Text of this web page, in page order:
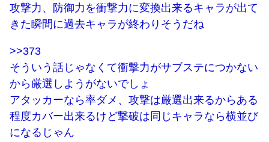
攻撃力、防御力を衝撃力に変換出来るキャラが出て
きた瞬間に過去キャラが終わりそうだね
>>373
そういう話じゃなくて衝撃力がサブステにつかない
から厳選しようがないでしょ
アタッカーなら率ダメ、攻撃は厳選出来るからある
程度カバー出来るけど撃破は同じキャラなら横並び
になるじゃん